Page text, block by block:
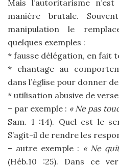
Mais l’autoritarisme
manière brutale.
manipulation le
quelques exemples :
* fausse délégation, en fait
* chantage au
dans l’église pour donner
* utilisation abusive de
– par exemple : « Ne pas
Sam. 1 :14). Quel est le
S’agit-il de rendre les
– autre exemple : « Ne
(Héb.10 :25). Dans ce